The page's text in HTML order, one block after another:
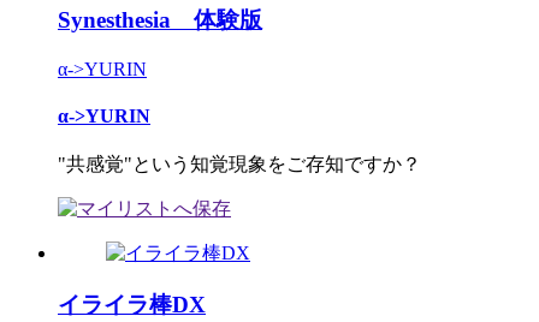
Synesthesia 体験版
α->YURIN
α->YURIN
"共感覚"という知覚現象をご存知ですか？
イライラ棒DX